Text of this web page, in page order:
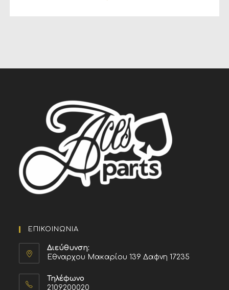
ΕΠΙΚΟΙΝΩΝΙΑ
Διεύθυνση:
Εθναρχου Μακαρίου 139 Δαφνη 17235
Τηλέφωνο
2109200020